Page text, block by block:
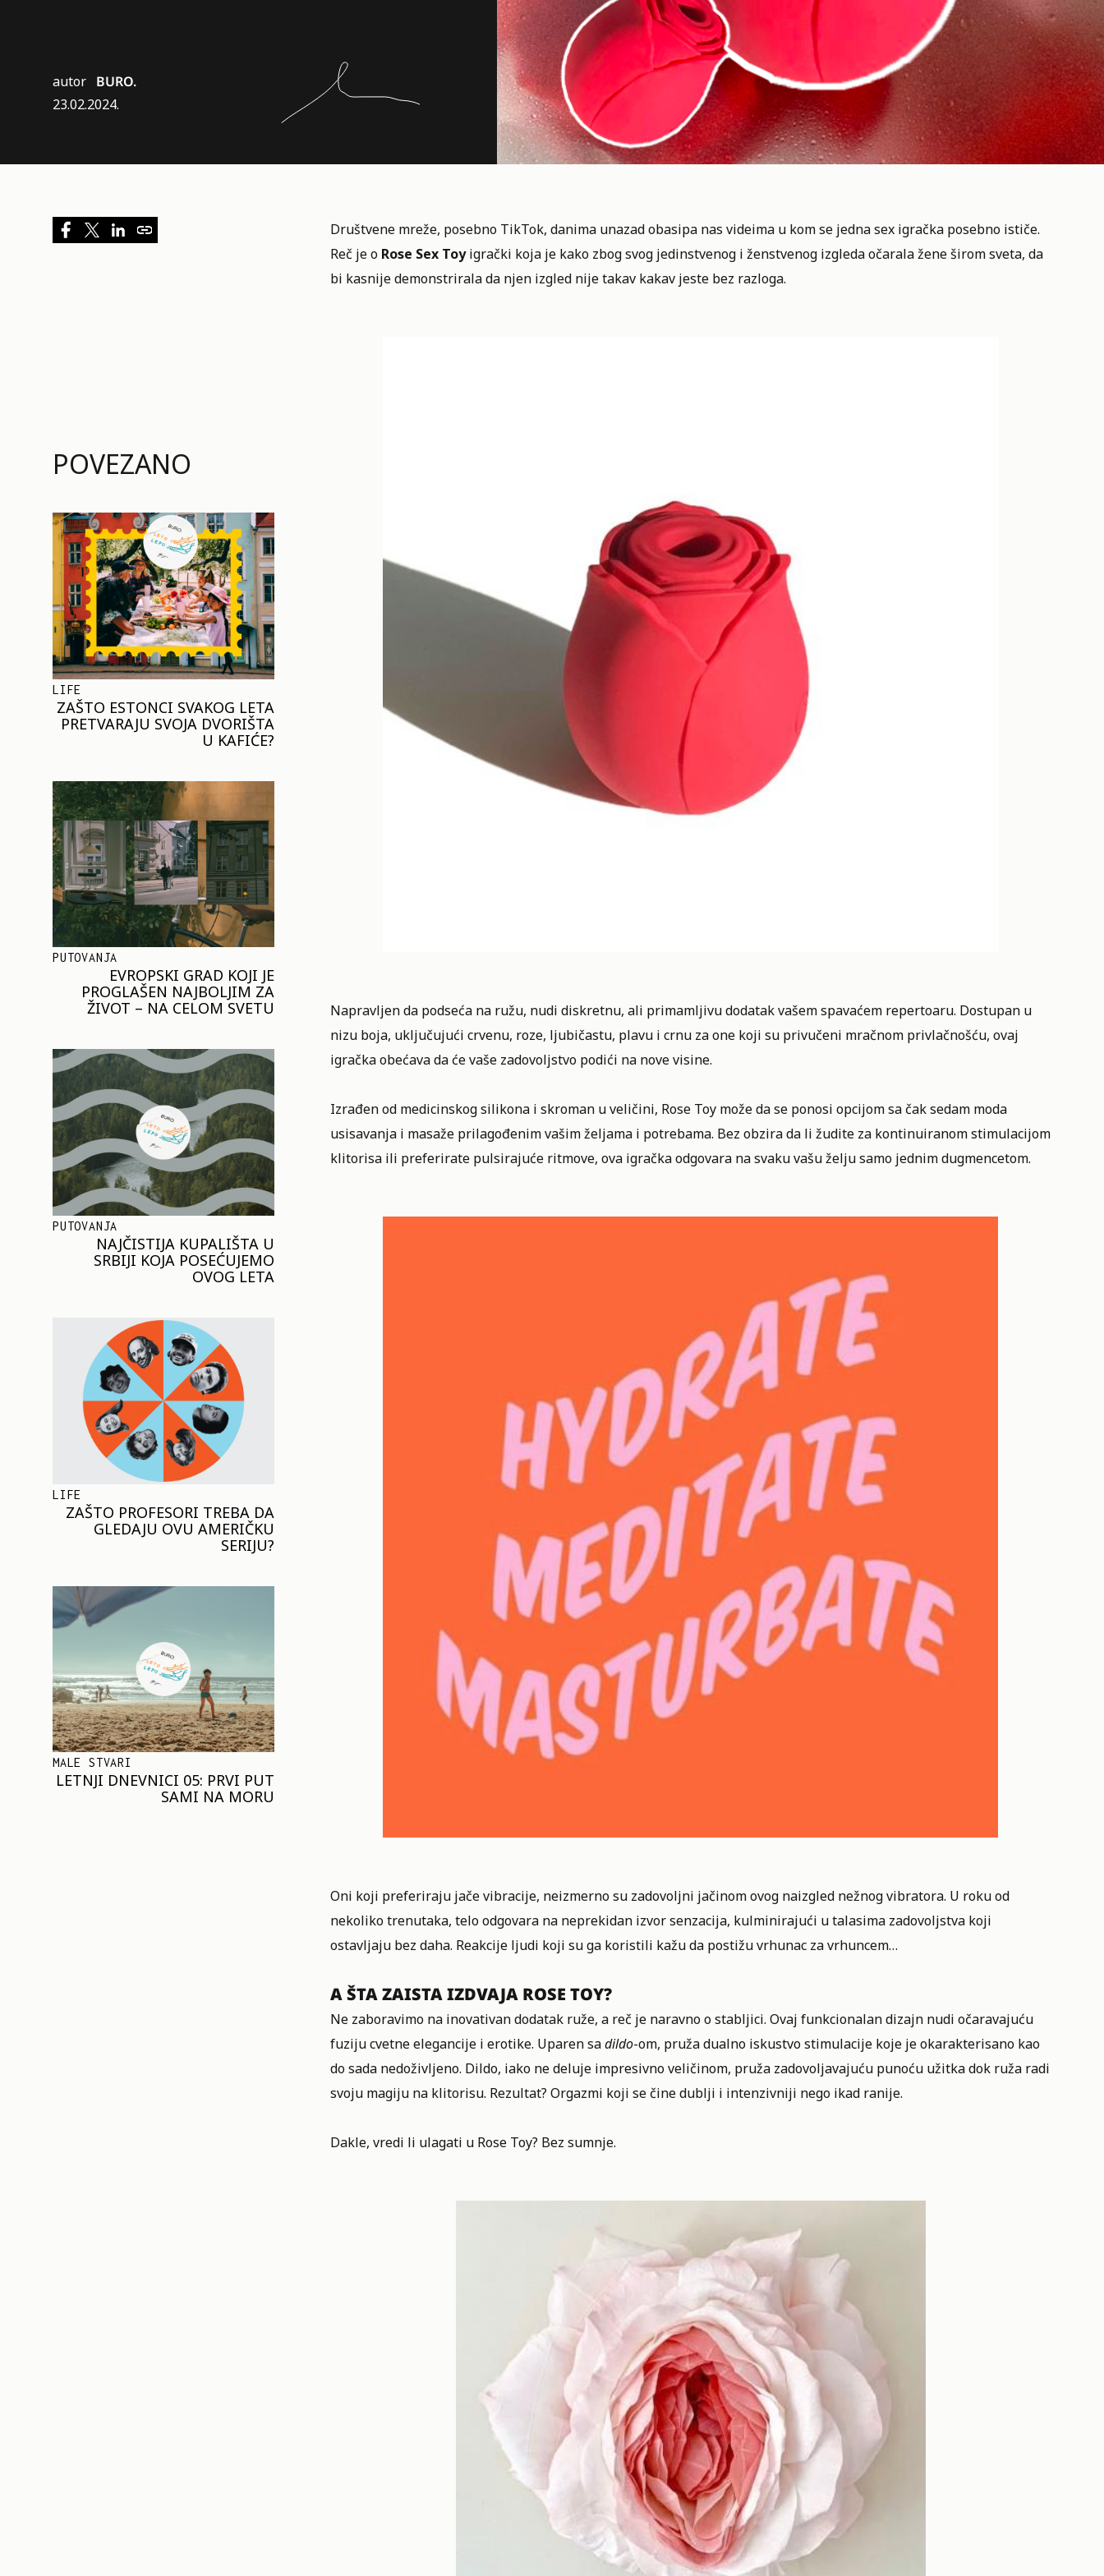
autor BURO.
23.02.2024.
POVEZANO
LIFE
ZAŠTO ESTONCI SVAKOG LETA
PRETVARAJU SVOJA DVORIŠTA
U KAFIĆE?
PUTOVANJA
EVROPSKI GRAD KOJI JE
PROGLAŠEN NAJBOLJIM ZA
ŽIVOT – NA CELOM SVETU
PUTOVANJA
NAJČISTIJA KUPALIŠTA U
SRBIJI KOJA POSEĆUJEMO
OVOG LETA
LIFE
ZAŠTO PROFESORI TREBA DA
GLEDAJU OVU AMERIČKU
SERIJU?
MALE STVARI
LETNJI DNEVNICI 05: PRVI PUT
SAMI NA MORU
Društvene mreže, posebno TikTok, danima unazad obasipa nas videima u kom se jednasex igračkaposebno ističe.
Reč je o Rose Sex Toyigrački koja je kako zbog svog jedinstvenog i ženstvenog izgleda očarala žene širom sveta, da
bi kasnije demonstrirala da njen izgled nije takav kakav jeste bez razloga.
Napravljen da podseća na ružu, nudi diskretnu, ali primamljivu dodatak vašem spavaćem repertoaru. Dostupan u
nizu boja, uključujući crvenu, roze, ljubičastu, plavu i crnu za one koji su privučeni mračnom privlačnošću, ovaj
igračka obećava da će vaše zadovoljstvo podići na nove visine.
Izrađen od medicinskog silikona i skroman u veličini, Rose Toy može da se ponosi opcijom sa čak sedam moda
usisavanja i masaže prilagođenim vašim željama i potrebama. Bez obzira da li žudite za kontinuiranom stimulacijom
klitorisa ili preferirate pulsirajuće ritmove, ova igračka odgovara na svaku vašu želju samo jednim dugmencetom.
Oni koji preferiraju jače vibracije, neizmerno su zadovoljni jačinom ovog naizgled nežnog vibratora. U roku od
nekoliko trenutaka, telo odgovara na neprekidan izvor senzacija, kulminirajući u talasima zadovoljstva koji
ostavljaju bez daha. Reakcije ljudi koji su ga koristili kažu da postižu vrhunac za vrhuncem…
A ŠTA ZAISTA IZDVAJA ROSE TOY?
Ne zaboravimo na inovativan dodatak ruže, a reč je naravno o stabljici. Ovaj funkcionalan dizajn nudi očaravajuću
fuziju cvetne elegancije i erotike. Uparen sadildo-om, pruža dualno iskustvo stimulacije koje je okarakterisano kao
do sada nedoživljeno. Dildo, iako ne deluje impresivno veličinom, pruža zadovoljavajuću punoću užitka dok ruža radi
svoju magiju na klitorisu. Rezultat? Orgazmi koji se čine dublji i intenzivniji nego ikad ranije.
Dakle, vredi li ulagati u Rose Toy? Bez sumnje.